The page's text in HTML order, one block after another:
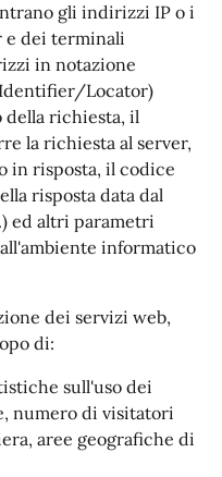
gli indirizzi IP o i
e dei terminali
in notazione
Locator)
della richiesta, il
la richiesta al server,
in risposta, il codice
risposta data dal
ed altri parametri
informatico
dei servizi web,
di:
sull'uso dei
numero di visitatori
aree geografiche di